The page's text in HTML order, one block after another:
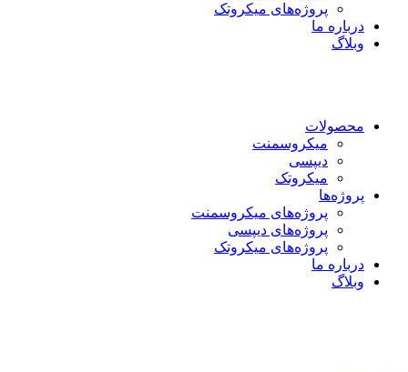
پروژه‌های میکروتک
درباره ما
وبلاگ
محصولات
میکروسمنت
دیپسی
میکروتک
پروژه‌ها
پروژه‌های میکروسمنت
پروژه‌های دیپسی
پروژه‌های میکروتک
درباره ما
وبلاگ